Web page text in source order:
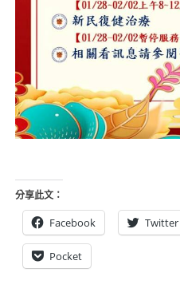
分享此文：
Facebook Twitter
Pocket